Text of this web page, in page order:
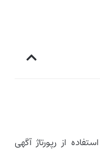
از رپورتاژ آگهی